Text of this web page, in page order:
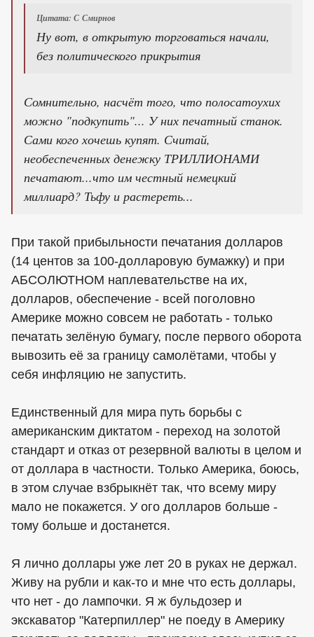
Цитата: С Смирнов
Ну вот, в открытую торговаться начали,
без политического прикрытия
Сомнительно, насчёт того, что полосатоухих
можно "подкупить"... У них печатный станок.
Сами кого хочешь купят. Считай,
необеспеченных денежку ТРИЛЛИОНАМИ
печатают...что им честный немецкий
миллиард? Тьфу и растереть...
При такой прибыльности печатания долларов
(14 центов за 100-долларовую бумажку) и при
АБСОЛЮТНОМ наплевательстве на их,
долларов, обеспечение - всей поголовно
Америке можно совсем не работать - только
печатать зелёную бумагу, после первого оборота
вывозить её за границу самолётами, чтобы у
себя инфляцию не запустить.
Единственный для мира путь борьбы с
американским диктатом - переход на золотой
стандарт и отказ от резервной валюты в целом и
от доллара в частности. Только Америка, боюсь,
в этом случае взбрыкнёт так, что всему миру
мало не покажется. У ого долларов больше -
тому больше и достанется.
Я лично доллары уже лет 20 в руках не держал.
Живу на рубли и как-то и мне что есть доллары,
что нет - до лампочки. Я ж бульдозер и
экскаватор "Катерпиллер" не поеду в Америку